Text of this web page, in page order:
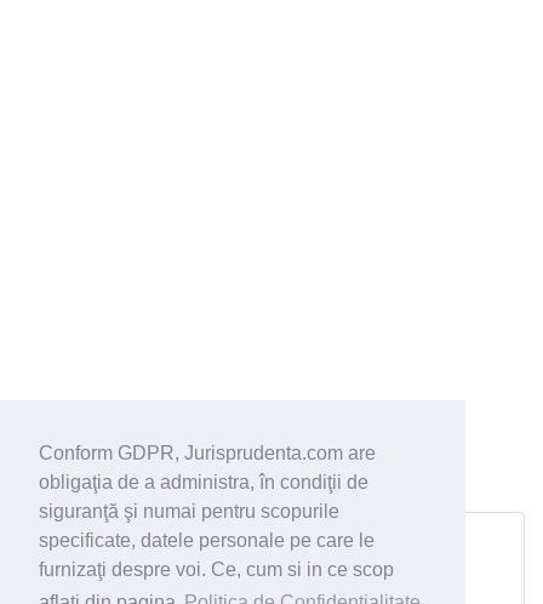
Conform GDPR, Jurisprudenta.com are
obligaţia de a administra, în condiţii de
siguranţă şi numai pentru scopurile
specificate, datele personale pe care le
furnizaţi despre voi. Ce, cum si in ce scop
Dosar 343/32/2017 din 22.05.2017
Curtea de Apel Bacău
legea 10/2001;